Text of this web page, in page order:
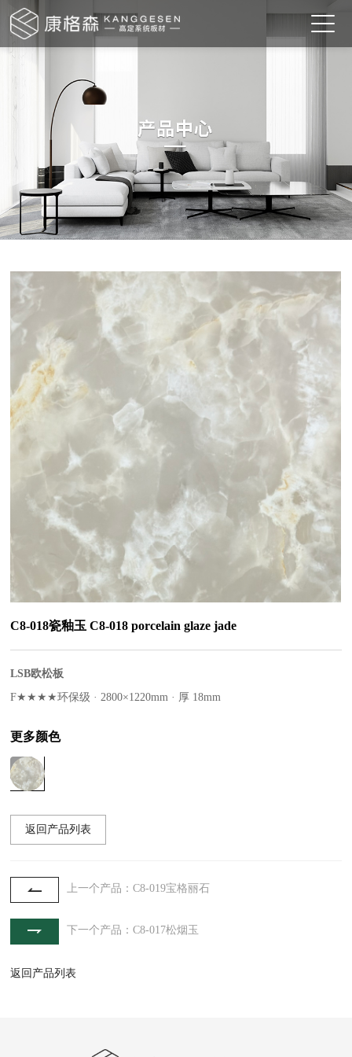
C8-018瓷釉玉 C8-018 porcelain glaze jade
LSB欧松板
F★★★★环保级 · 2800×1220mm · 厚 18mm
更多颜色
返回产品列表
上一个产品：C8-019宝格丽石
下一个产品：C8-017松烟玉
返回产品列表